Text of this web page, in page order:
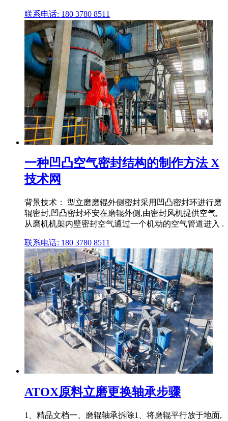
联系电话: 180 3780 8511
一种凹凸空气密封结构的制作方法 X
技术网
背景技术： 型立磨磨辊外侧密封采用凹凸密封环进行磨
辊密封,凹凸密封环安在磨辊外侧,由密封风机提供空气,
从磨机机架内壁密封空气通过一个机动的空气管道进入 .
联系电话: 180 3780 8511
ATOX原料立磨更换轴承步骤
1、精品文档一、磨辊轴承拆除1、将磨辊平行放于地面,